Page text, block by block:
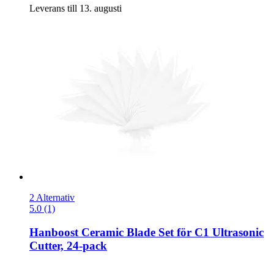
Leverans till 13. augusti
2 Alternativ
5.0 (1)
Hanboost Ceramic Blade Set för C1 Ultrasonic
Cutter, 24-​pack